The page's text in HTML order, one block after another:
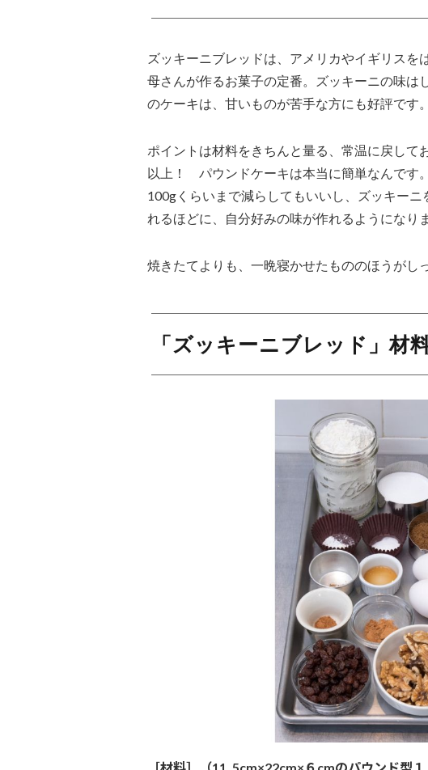
ズッキーニブレッドは、アメリカやイギリスを
母さんが作るお菓子の定番。ズッキーニの味は
のケーキは、甘いものが苦手な方にも好評です。
ポイントは材料をきちんと量る、常温に戻して
以上！ パウンドケーキは本当に簡単なんです
100gくらいまで減らしてもいいし、ズッキー
れるほどに、自分好みの味が作れるようになりま
焼きたてよりも、一晩寝かせたもののほうがし
「ズッキーニブレッド」材